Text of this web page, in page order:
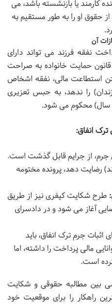
کارمند یا بازنشسته باشد، می
حقوق او را به طور مستقیم به
آن
نفقه فرزند می تواند دارای
جنبه کیفری نیز باشد. ماده ۵۳ قانون حمایت خانواده به صراحت
استطاعت مالی، نفقه اشخاص
را ندهد، به حبس تعزیری
انفاق:
جرم، از جرایم قابل گذشت است.
رضایت دهد، پرونده مختومه
طرح شکایت کیفری نیز از طریق
آغاز می شود و در دادسرای
اثبات جرم ترک انفاق، باید
مالی پرداخت را داشته، اما
است.
بین مطالبه حقوقی و شکایت
راهکار را برای موقعیت خود